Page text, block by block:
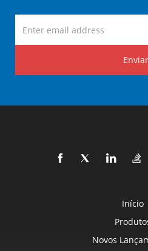
Enviar
Início
Novos